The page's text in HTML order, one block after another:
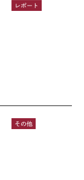
レポート
その他